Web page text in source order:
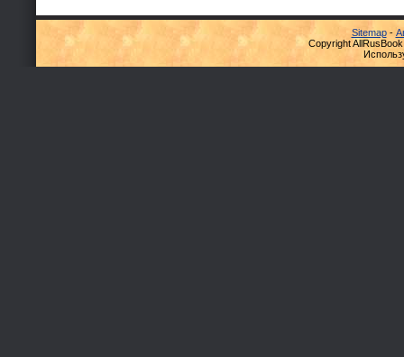
Sitemap-
Copyright